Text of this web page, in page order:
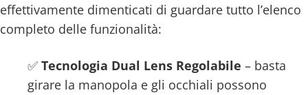
effettivamente dimenticati di guardare tutto l’elenco
completo delle funzionalità:
✅ Tecnologia Dual Lens Regolabile – basta
girare la manopola e gli occhiali possono